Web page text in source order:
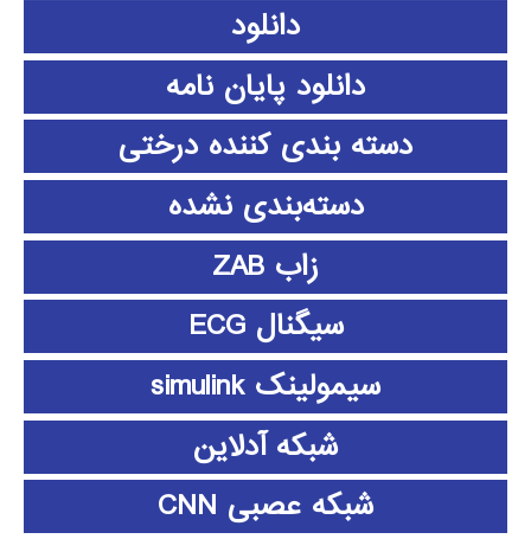
دانلود
دانلود پايان نامه
دسته بندی کننده درختی
دسته‌بندی نشده
زاب ZAB
سیگنال ECG
سیمولینک simulink
شبکه آدلاین
شبکه عصبی CNN